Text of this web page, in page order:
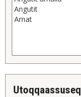
utoqqaassuseq